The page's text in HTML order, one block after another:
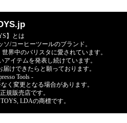
】とは
/コーヒーツールのブランド。
界中のバリスタに愛されています。
イテムを発表し続けています。
けできたらと願っております。
Tools -
く変更となる場合があります。
規販売店です。
LDAの商標です。